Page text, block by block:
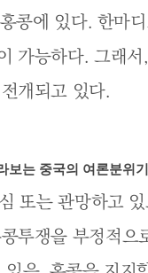
콩에 있다. 한마
가능하다. 그래
개되고 있다.
보는 중국의 여론분위
또는 관망하고
투쟁을 부정적으